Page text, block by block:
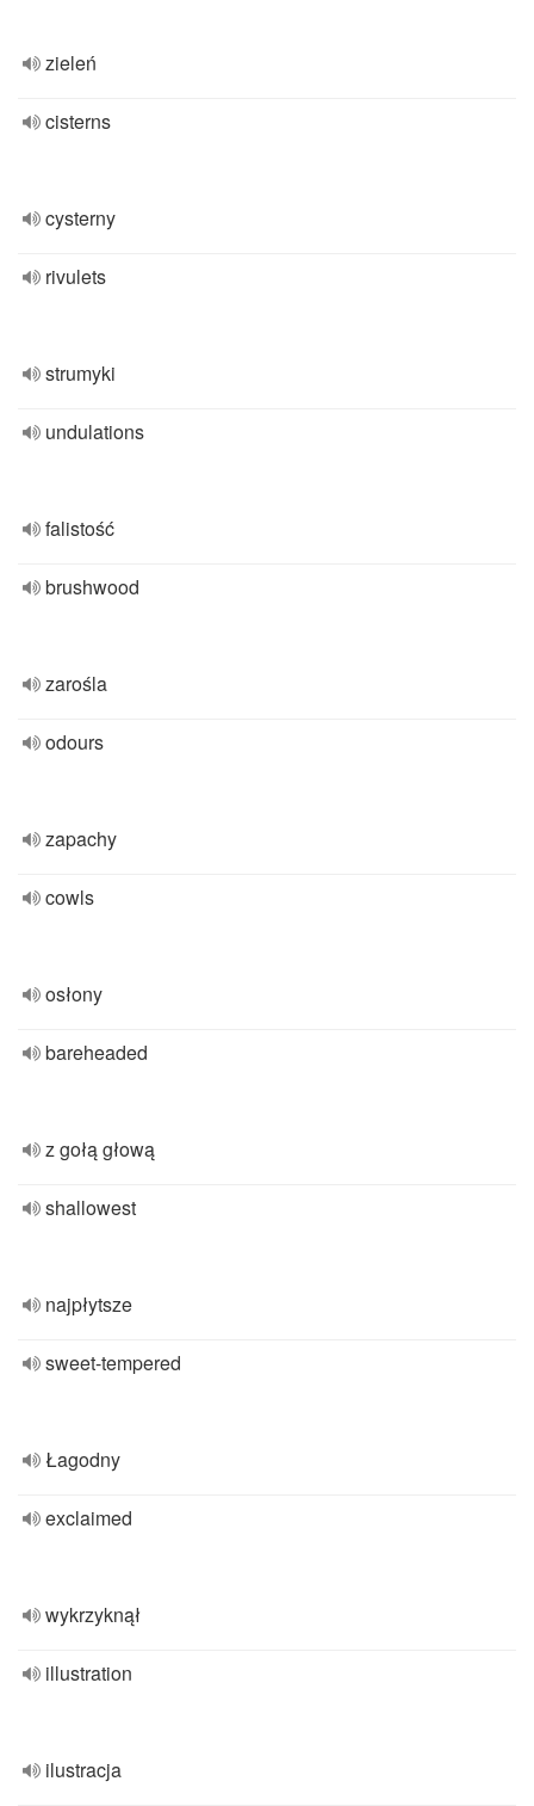
zieleń
cisterns
cysterny
rivulets
strumyki
undulations
falistość
brushwood
zarośla
odours
zapachy
cowls
osłony
bareheaded
z gołą głową
shallowest
najpłytsze
sweet-tempered
Łagodny
exclaimed
wykrzyknął
illustration
ilustracja